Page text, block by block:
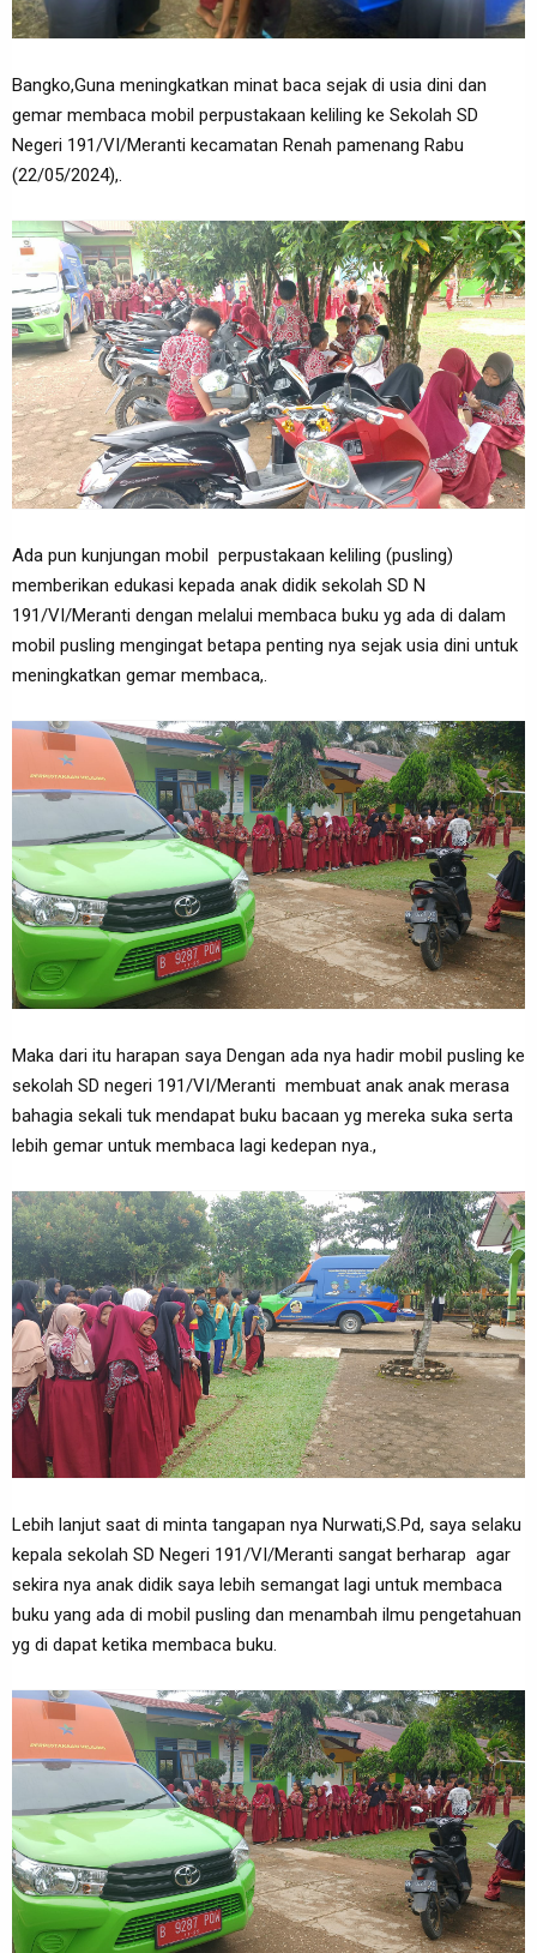
Bangko,Guna meningkatkan minat baca sejak di usia dini dan
gemar membaca mobil perpustakaan keliling ke Sekolah SD
Negeri 191/VI/Meranti kecamatan Renah pamenang Rabu
(22/05/2024),.
Ada pun kunjungan mobil perpustakaan keliling (pusling)
memberikan edukasi kepada anak didik sekolah SD N
191/VI/Meranti dengan melalui membaca buku yg ada di dalam
mobil pusling mengingat betapa penting nya sejak usia dini untuk
meningkatkan gemar membaca,.
Maka dari itu harapan saya Dengan ada nya hadir mobil pusling ke
sekolah SD negeri 191/VI/Meranti membuat anak anak merasa
bahagia sekali tuk mendapat buku bacaan yg mereka suka serta
lebih gemar untuk membaca lagi kedepan nya.,
Lebih lanjut saat di minta tangapan nya Nurwati,S.Pd, saya selaku
kepala sekolah SD Negeri 191/VI/Meranti sangat berharap agar
sekira nya anak didik saya lebih semangat lagi untuk membaca
buku yang ada di mobil pusling dan menambah ilmu pengetahuan
yg di dapat ketika membaca buku.